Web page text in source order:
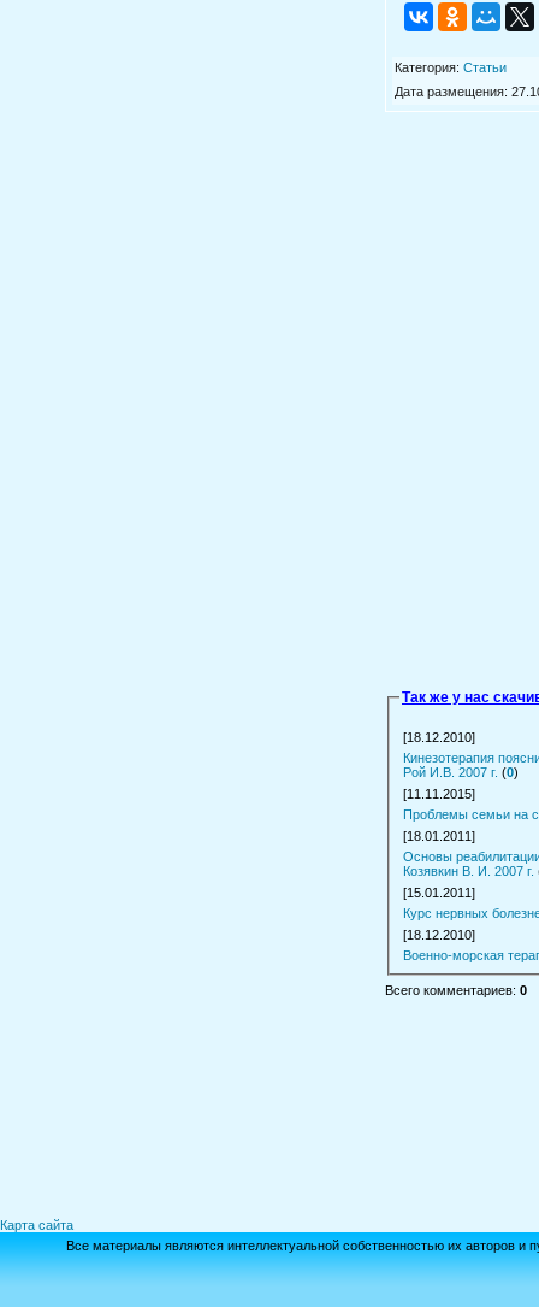
Категория: Статьи
Дата размещения:
Так же у нас
[18.12.2010]
Кинезотерапия
Рой И.В. 2007 г. (0)
[11.11.2015]
Проблемы семьи на
[18.01.2011]
Основы
Козявкин В. И. 2007 г.
[15.01.2011]
Курс нервных
[18.12.2010]
Военно-морская
Всего комментариев: 0
Карта сайта
Все материалы являются интеллектуальной собственностью их авторов и